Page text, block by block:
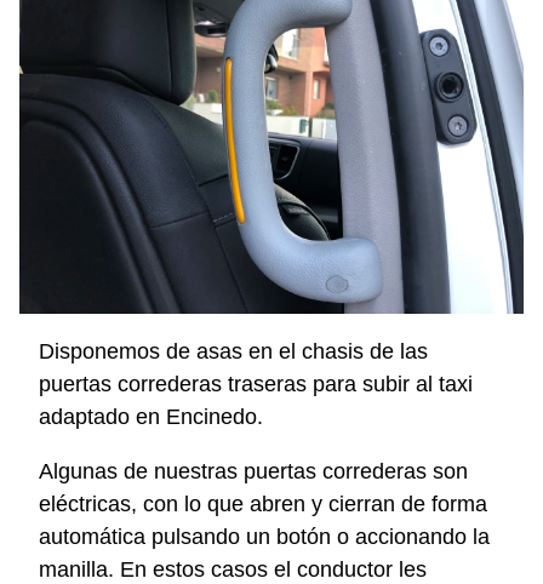
Disponemos de asas en el chasis de las
puertas correderas traseras para subir al taxi
adaptado en Encinedo.
Algunas de nuestras puertas correderas son
eléctricas, con lo que abren y cierran de forma
automática pulsando un botón o accionando la
manilla. En estos casos el conductor les